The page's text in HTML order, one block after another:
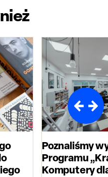
Poznaliśmy
Programu
Komputery